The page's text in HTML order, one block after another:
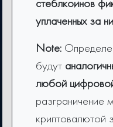
стеблкоинов
уплаченных за
Note:
будут
любой
разграничение
криптовалютой